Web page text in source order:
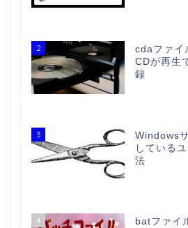
2
cdaファイ
CDが再生
録
3
Windows
している
法
4
batファイ